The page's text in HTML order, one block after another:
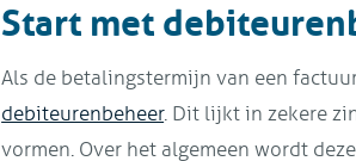
Start met
Als de betalingstermijn van een
debiteurenbeheer. Dit lijkt in zekere
vormen. Over het algemeen wordt